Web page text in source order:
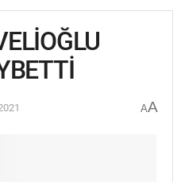
AA